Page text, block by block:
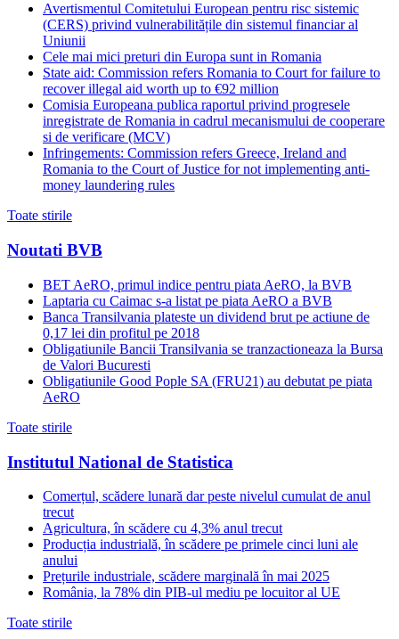
Avertismentul Comitetului European pentru risc sistemic
(CERS) privind vulnerabilitățile din sistemul financiar al
Uniunii
Cele mai mici preturi din Europa sunt in Romania
State aid: Commission refers Romania to Court for failure to
recover illegal aid worth up to €92 million
Comisia Europeana publica raportul privind progresele
inregistrate de Romania in cadrul mecanismului de cooperare
si de verificare (MCV)
Infringements: Commission refers Greece, Ireland and
Romania to the Court of Justice for not implementing anti-
money laundering rules
Toate stirile
Noutati BVB
BET AeRO, primul indice pentru piata AeRO, la BVB
Laptaria cu Caimac s-a listat pe piata AeRO a BVB
Banca Transilvania plateste un dividend brut pe actiune de
0,17 lei din profitul pe 2018
Obligatiunile Bancii Transilvania se tranzactioneaza la Bursa
de Valori Bucuresti
Obligatiunile Good Pople SA (FRU21) au debutat pe piata
AeRO
Toate stirile
Institutul National de Statistica
Comerțul, scădere lunară dar peste nivelul cumulat de anul
trecut
Agricultura, în scădere cu 4,3% anul trecut
Producția industrială, în scădere pe primele cinci luni ale
anului
Prețurile industriale, scădere marginală în mai 2025
România, la 78% din PIB-ul mediu pe locuitor al UE
Toate stirile